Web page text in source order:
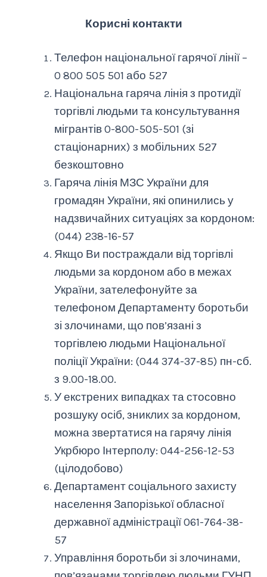
Корисні контакти
Телефон національної гарячої лінії –
0 800 505 501 або 527
Національна гаряча лінія з протидії
торгівлі людьми та консультування
мігрантів 0-800-505-501 (зі
стаціонарних) з мобільних 527
безкоштовно
Гаряча лінія МЗС України для
громадян України, які опинились у
надзвичайних ситуаціях за кордоном:
(044) 238-16-57
Якщо Ви постраждали від торгівлі
людьми за кордоном або в межах
України, зателефонуйте за
телефоном Департаменту боротьби
зі злочинами, що пов’язані з
торгівлею людьми Національної
поліції України: (044 374-37-85) пн-сб.
з 9.00-18.00.
У екстрених випадках та стосовно
розшуку осіб, зниклих за кордоном,
можна звертатися на гарячу лінія
Укрбюро Інтерполу: 044-256-12-53
(цілодобово)
Департамент соціального захисту
населення Запорізької обласної
державної адміністрації 061-764-38-
57
Управління боротьби зі злочинами,